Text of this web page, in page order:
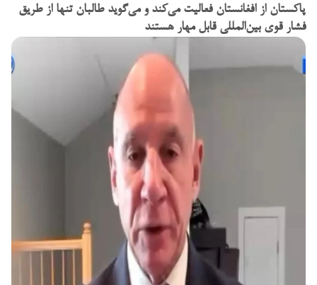
پاکستان از افغانستان فعالیت می‌کند و می‌گوید طالبان تنها از طریق
فشار قوی بین‌المللی قابل مهار هستند